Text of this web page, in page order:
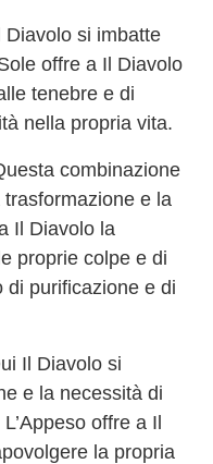
Diavolo si imbatte
offre a Il Diavolo
tenebre e di
nella propria vita.
combinazione
e la
Il Diavolo la
proprie colpe e di
di purificazione e di
Il Diavolo si
e la necessità di
offre a Il
la propria